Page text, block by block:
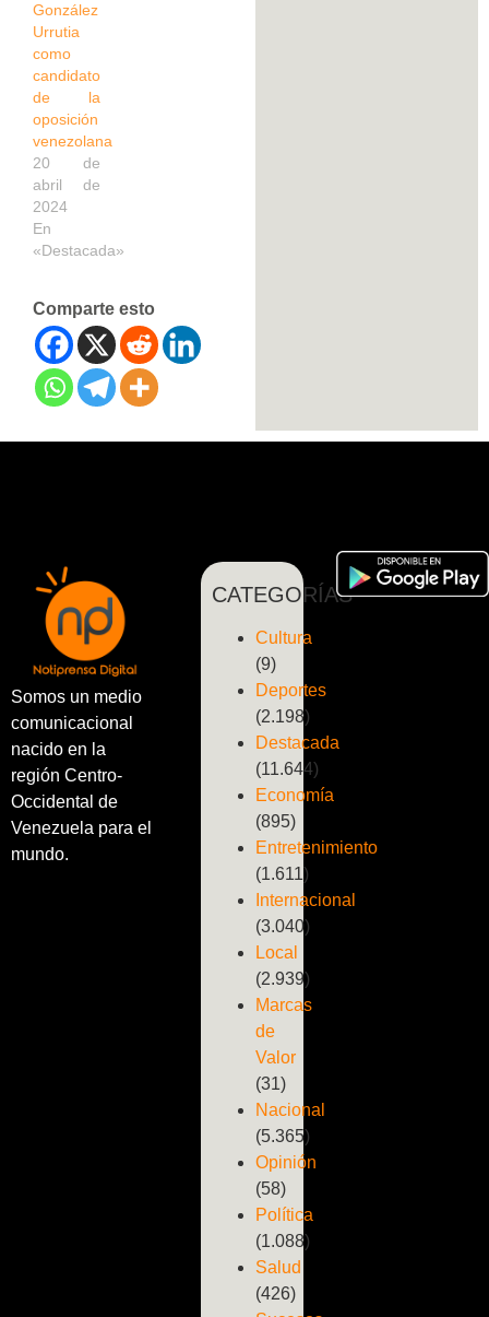
González
Urrutia
como
candidato
de la
oposición
venezolana
20 de
abril de
2024
En
«Destacada»
Comparte esto
Somos un medio
comunicacional
nacido en la
región Centro-
Occidental de
Venezuela para el
mundo.
CATEGORÍAS
Cultura
(9)
Deportes
(2.198)
Destacada
(11.644)
Economía
(895)
Entretenimiento
(1.611)
Internacional
(3.040)
Local
(2.939)
Marcas
de
Valor
(31)
Nacional
(5.365)
Opinión
(58)
Política
(1.088)
Salud
(426)